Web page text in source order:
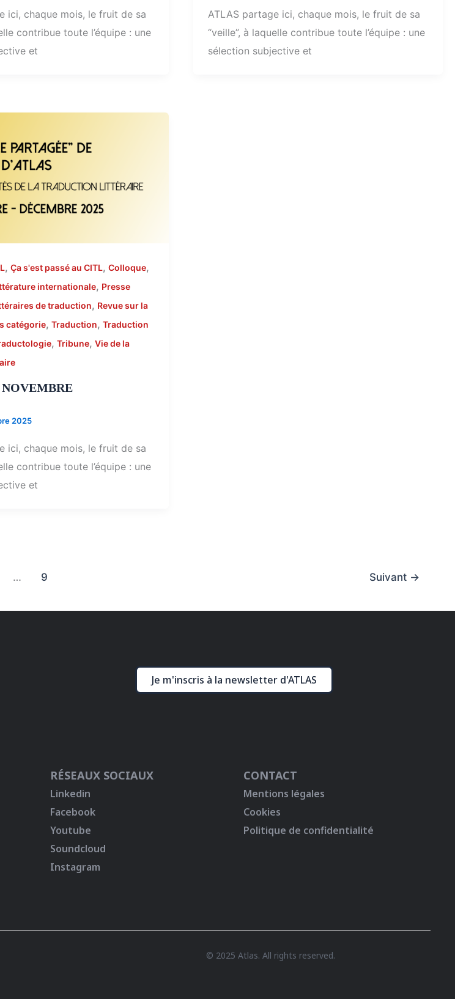
ici, chaque mois, le fruit de sa
contribue toute l’équipe : une
et
ATLAS partage ici, chaque mois, le fruit de sa
“veille”, à laquelle contribue toute l’équipe : une
sélection subjective et
, Ça s'est passé au CITL, Colloque,
internationale, Presse
de traduction, Revue sur la
catégorie, Traduction, Traduction
, Tribune, Vie de la
2025
ici, chaque mois, le fruit de sa
contribue toute l’équipe : une
et
… 9 Suivant →
Je m'inscris à la newsletter d'ATLAS
RÉSEAUX SOCIAUX
Linkedin
Facebook
Youtube
Soundcloud
Instagram
CONTACT
Mentions légales
Cookies
Politique de confidentialité
© 2025 Atlas. All rights reserved.